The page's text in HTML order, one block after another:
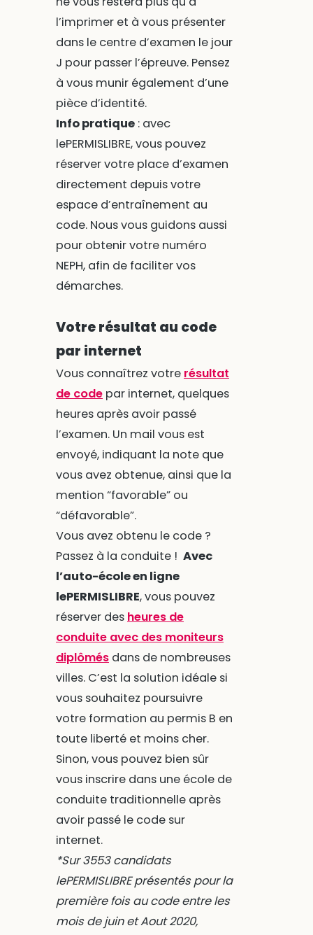
l’imprimer et à vous présenter
dans le centre d’examen le jour
J pour passer l’épreuve. Pensez
à vous munir également d’une
pièce d’identité.
Info pratique: avec
lePERMISLIBRE, vous pouvez
réserver votre place d’examen
directement depuis votre
espace d’entraînement au
code. Nous vous guidons aussi
pour obtenir votre numéro
NEPH, afin de faciliter vos
démarches.
Votre résultat au code
par internet
Vous connaîtrez votre résultat
de codepar internet, quelques
heures après avoir passé
l’examen. Un mail vous est
envoyé, indiquant la note que
vous avez obtenue, ainsi que la
mention “favorable” ou
“défavorable”.
Vous avez obtenu le code ?
Passez à la conduite ! Avec
l’auto-école en ligne
lePERMISLIBRE, vous pouvez
réserver des heures de
conduite avec des moniteurs
diplômésdans de nombreuses
villes. C’est la solution idéale si
vous souhaitez poursuivre
votre formation au permis B en
toute liberté et moins cher.
Sinon, vous pouvez bien sûr
vous inscrire dans une école de
conduite traditionnelle après
avoir passé le code sur
internet.
*Sur 3553 candidats
lePERMISLIBRE présentés pour la
première fois au code entre les
mois de juin et Aout 2020,